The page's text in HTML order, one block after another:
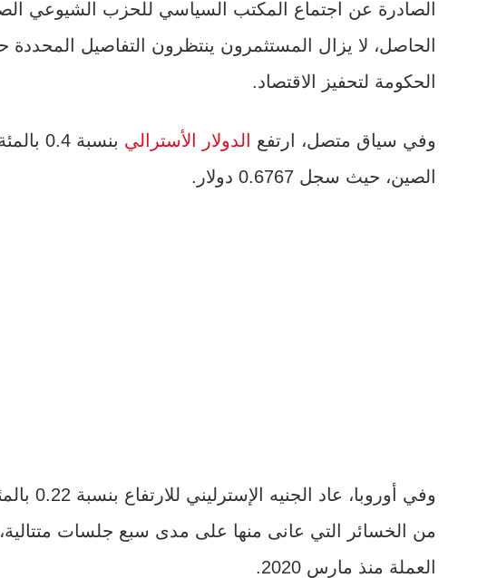
الصادرة عن اجتماع المكتب السياسي للحزب الشيوعي
الحاصل، لا يزال المستثمرون ينتظرون التفاصيل المحددة
الحكومة لتحفيز الاقتصاد.
وفي سياق متصل، ارتفع الدولار الأسترالي
بنسبة
الصين، حيث سجل 0.6767 دولار.
من الخسائر التي عانى منها على مدى سبع جلسات
العملة منذ مارس 2020.